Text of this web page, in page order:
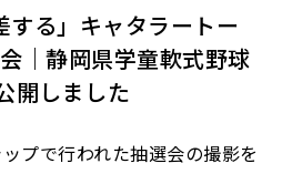
する」キャタラートー
｜静岡県学童軟式野球
開しました
プで行われた抽選会の撮影を